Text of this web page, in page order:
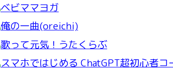
ベビママヨガ
俺の一曲(oreichi)
歌って元気！うたくらぶ
スマホではじめる ChatGPT超初心者コ